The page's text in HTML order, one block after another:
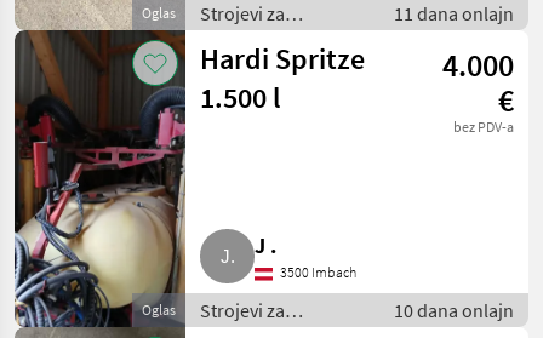
Oglas
Strojevi za
vinogradarstvo /
Ostali strojevi za
vinogradarstvo
11 dana onlajn
Oglas
Hardi Spritze
1.500 l
4.000
€
bez PDV-a
J .
3500 Imbach
Strojevi za
10 dana onlajn